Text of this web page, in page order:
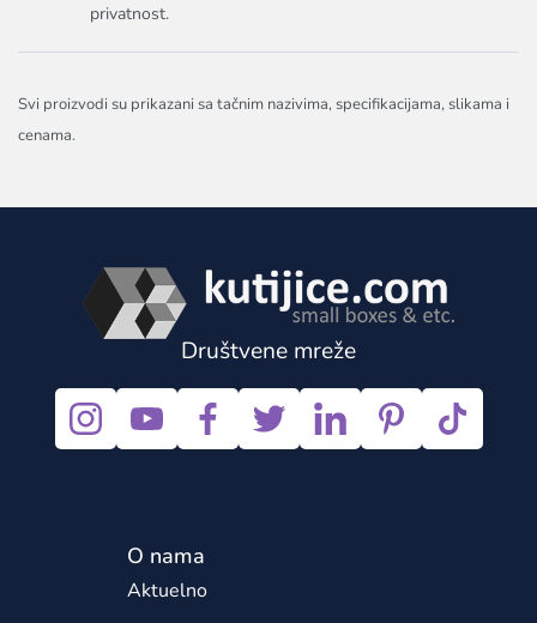
privatnost.
Svi proizvodi su prikazani sa tačnim nazivima, specifikacijama, slikama i
cenama.
Društvene mreže
O nama
Aktuelno